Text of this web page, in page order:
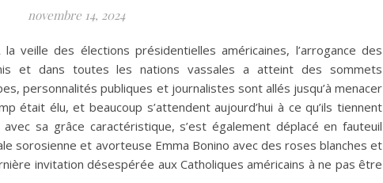
novembre 14, 2024
veille des élections présidentielles américaines, l’arrogance des
et dans toutes les nations vassales a atteint des sommets
personnalités publiques et journalistes sont allés jusqu’à menacer
était élu, et beaucoup s’attendent aujourd’hui à ce qu’ils tiennent
sa grâce caractéristique, s’est également déplacé en fauteuil
sorosienne et avorteuse Emma Bonino avec des roses blanches et
invitation désespérée aux Catholiques américains à ne pas être